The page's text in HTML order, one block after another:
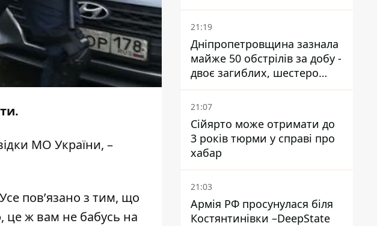
МО України, –
пов’язано з тим, що
це ж вам не бабусь на
21:19
Дніпропетровщина зазнала
майже 50 обстрілів за добу -
двоє загиблих, шестеро
постраждалих
21:07
Сійярто може отримати до
3 років тюрми у справі про
хабар
21:03
Армія РФ просунулася біля
Костянтинівки –DeepState